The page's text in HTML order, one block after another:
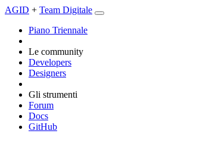
AGID + Team Digitale
Piano Triennale
Le community
Developers
Designers
Gli strumenti
Forum
Docs
GitHub